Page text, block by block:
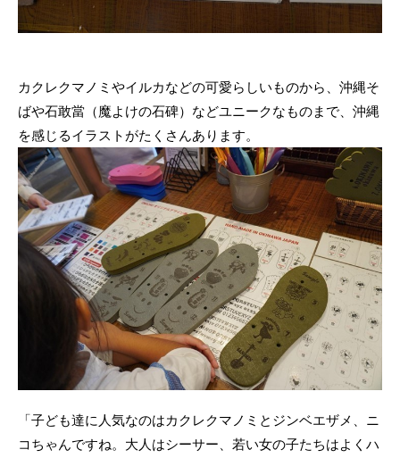
カクレクマノミやイルカなどの可愛らしいものから、沖縄そ
ばや石敢當（魔よけの石碑）などユニークなものまで、沖縄
を感じるイラストがたくさんあります。
「子ども達に人気なのはカクレクマノミとジンベエザメ、ニ
コちゃんですね。大人はシーサー、若い女の子たちはよくハ